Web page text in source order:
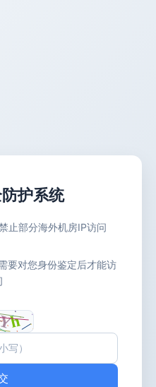
护系统
止部分海外机房IP访问
要对您身份鉴定后才能访